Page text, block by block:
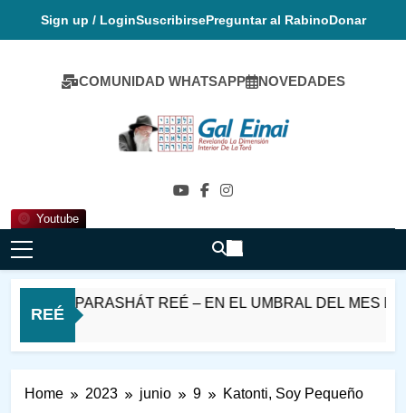
Sign up / LoginSuscribirsePreguntar al RabinoDonar
COMUNIDAD WHATSAPP NOVEDADES
Youtube
Gal Einai En
REÉ
PARASHÁT REÉ – EN EL UMBRAL DEL MES DE
Home 2023 junio 9 Katonti, Soy Pequeño